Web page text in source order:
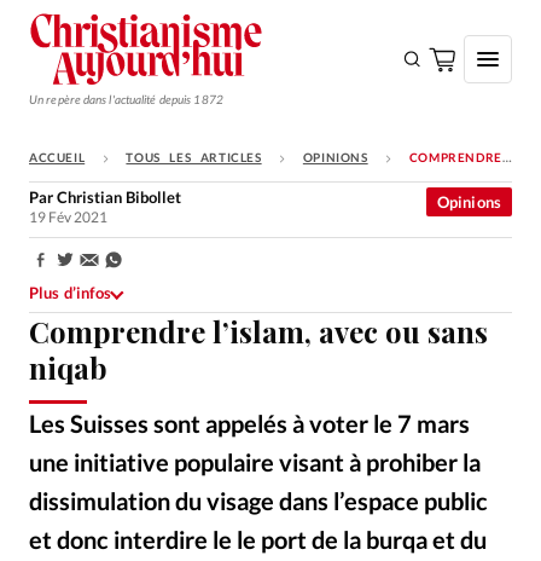
Un repère dans l'actualité depuis 1872
S'ABONNER
Monde
Eglises
Opinions
Tous les articles
Faire un don
Emploi
Se connecter
Édition: Internationale
ACCUEIL TOUS LES ARTICLES OPINIONS COMPRENDRE L’ISLAM, AVEC OU SANS NIQAB
Comprendre l’islam, avec ou sans
niqab
Les Suisses sont appelés à voter le 7 mars
une initiative populaire visant à prohiber la
dissimulation du visage dans l’espace public
et donc interdire le le port de la burqa et du
Opinions
ParChristian Bibollet
19 Fév 2021
Partager:
Plus d’infos